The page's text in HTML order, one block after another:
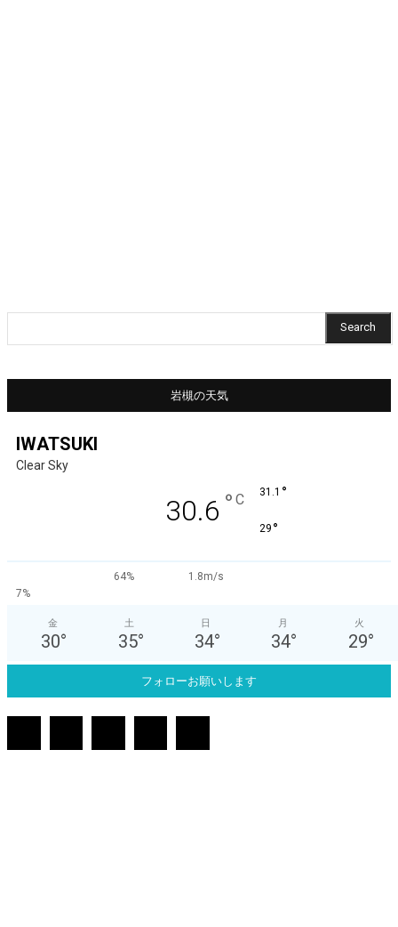
Search
岩槻の天気
IWATSUKI
Clear Sky
30.6 ° C 31.1 °
29 °
64%
1.8m/s
7%
金
30°
土
35°
日
34°
月
34°
火
29°
フォローお願いします